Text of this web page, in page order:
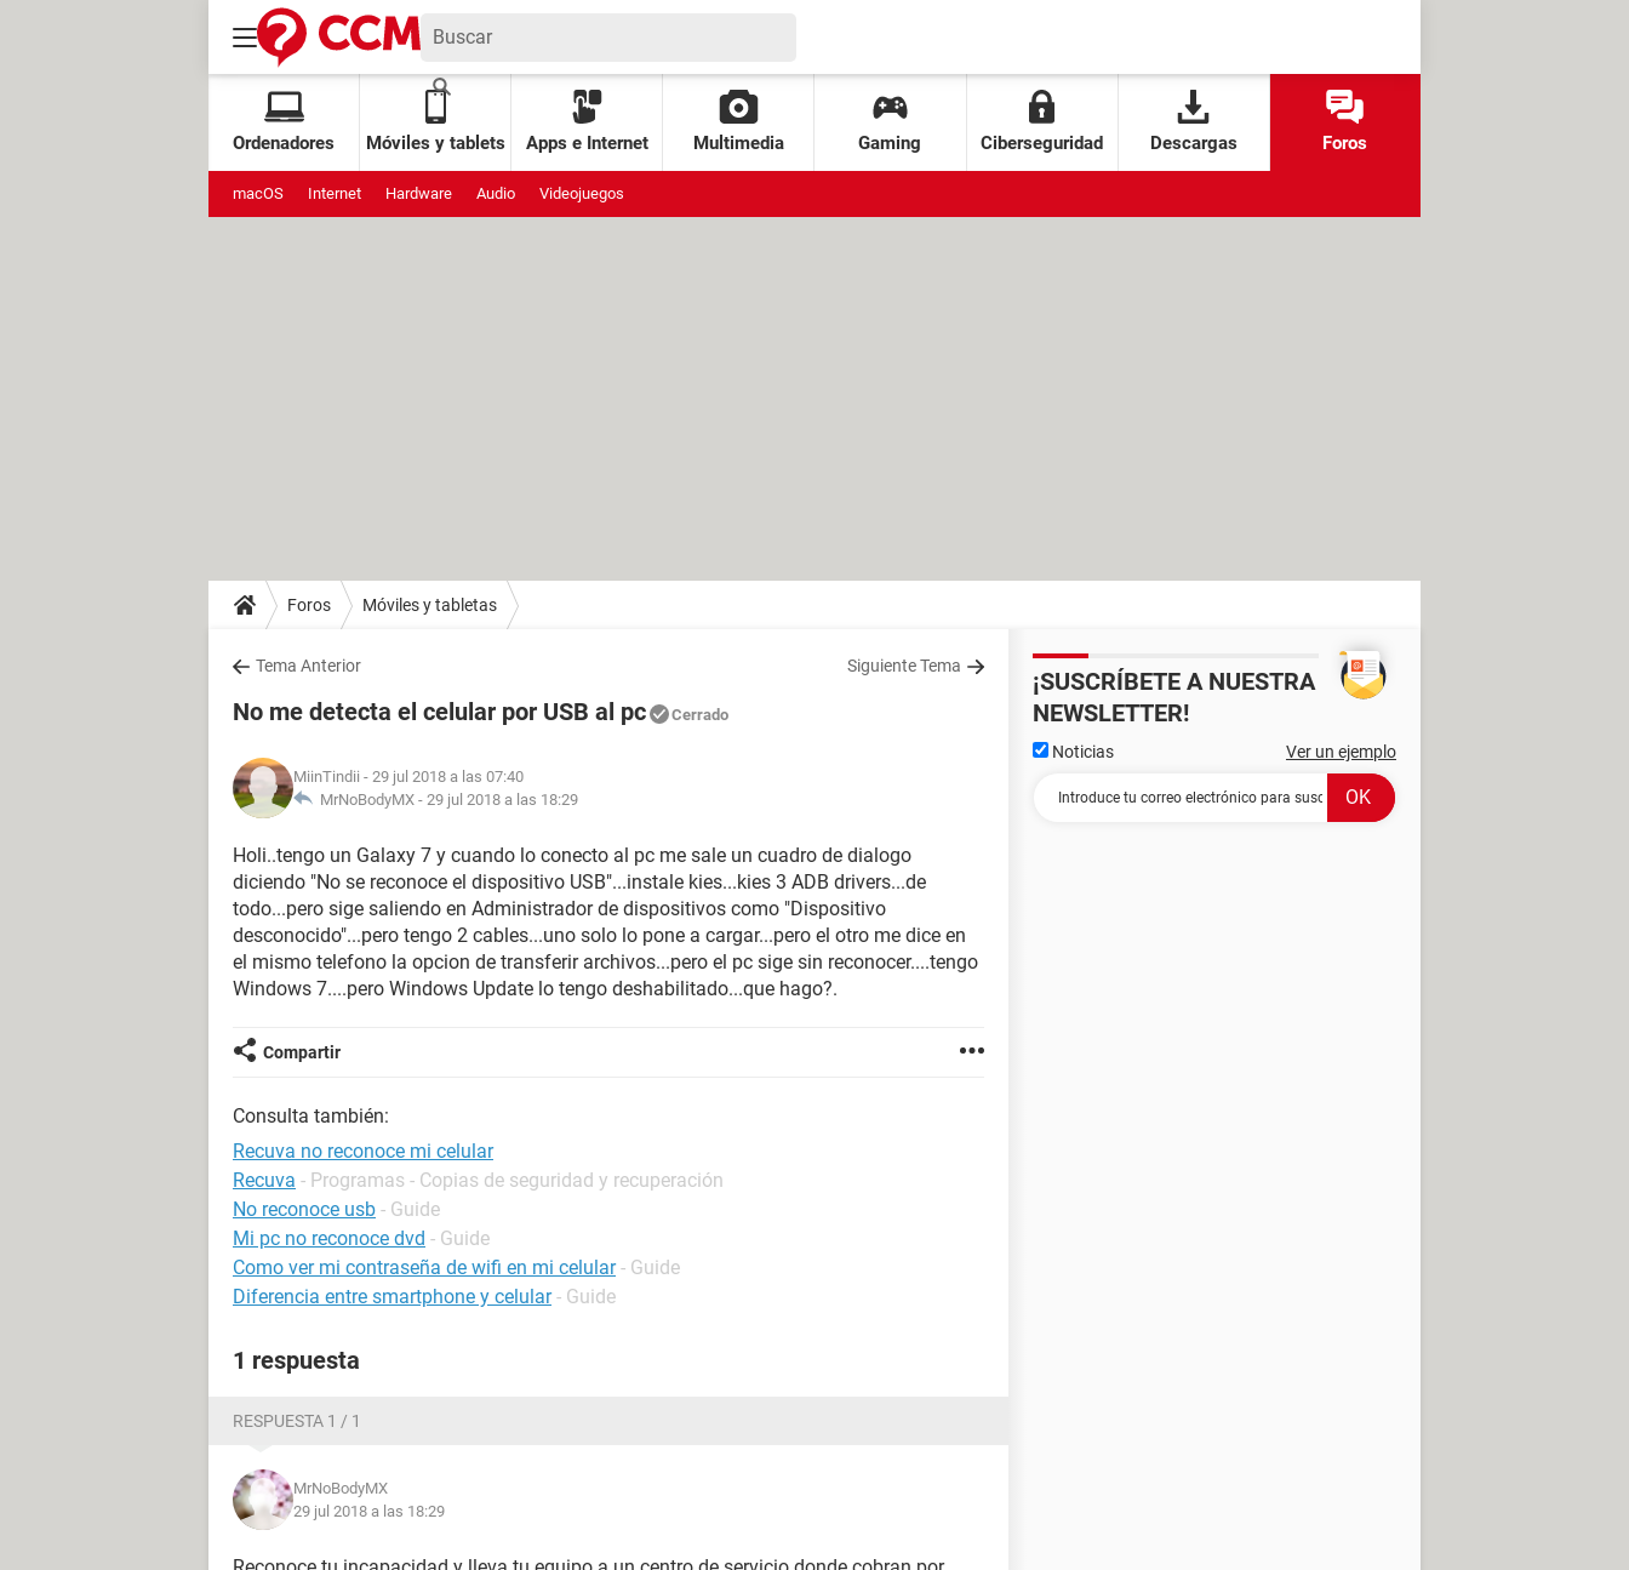
Ordenadores Móviles y tablets Apps e Internet Multimedia Gaming Ciberseguridad Descargas Foros
macOS Internet Hardware Audio Videojuegos
Foros Móviles y tabletas
Tema Anterior Siguiente Tema
No me detecta el celular por USB al pc Cerrado
MiinTindii - 29 jul 2018 a las 07:40
MrNoBodyMX - 29 jul 2018 a las 18:29
Holi..tengo un Galaxy 7 y cuando lo conecto al pc me sale un cuadro de dialogo
diciendo "No se reconoce el dispositivo USB"...instale kies...kies 3 ADB drivers...de
todo...pero sige saliendo en Administrador de dispositivos como "Dispositivo
desconocido"...pero tengo 2 cables...uno solo lo pone a cargar...pero el otro me dice en
el mismo telefono la opcion de transferir archivos...pero el pc sige sin reconocer....tengo
Windows 7....pero Windows Update lo tengo deshabilitado...que hago?.
Compartir
Consulta también:
Recuva no reconoce mi celular
Recuva - Programas - Copias de seguridad y recuperación
No reconoce usb - Guide
Mi pc no reconoce dvd - Guide
Como ver mi contraseña de wifi en mi celular - Guide
Diferencia entre smartphone y celular - Guide
1 respuesta
RESPUESTA 1 / 1
MrNoBodyMX
29 jul 2018 a las 18:29
¡SUSCRÍBETE A NUESTRA
NEWSLETTER!
Noticias Ver un ejemplo